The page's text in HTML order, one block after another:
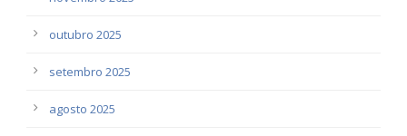
outubro 2025
setembro 2025
agosto 2025